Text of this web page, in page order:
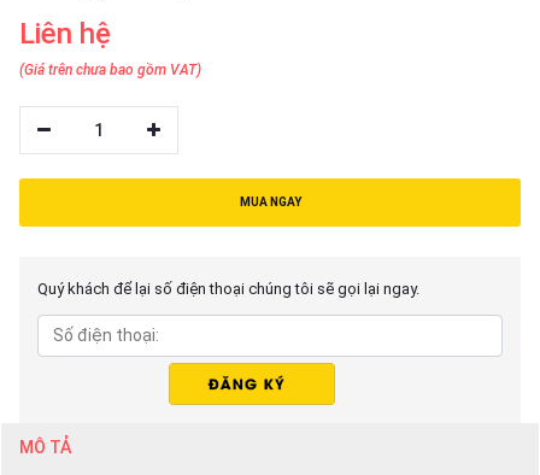
Liên hệ
(Giá trên chưa bao gồm VAT)
1
MUA NGAY
Quý khách để lại số điện thoại chúng tôi sẽ gọi lại ngay.
MÔ TẢ
NGÔN
Tiếng
việt